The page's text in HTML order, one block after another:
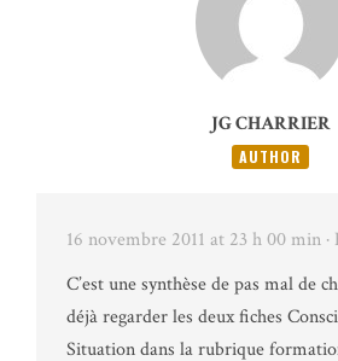
JG CHARRIER
AUTHOR
16 novembre 2011 at 23 h 00 min
C’est une synthèse de pas mal de
déjà regarder les deux fiches
Situation dans la rubrique